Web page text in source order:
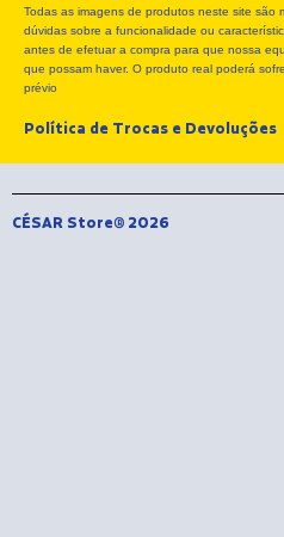
o
o
k
t
t
e
g
r
a
Todas as imagens de produtos neste site são
dúvidas sobre a funcionalidade ou
antes de efetuar a compra para que nossa
que possam haver. O produto real poderá
prévio
Política de Trocas e Devoluções
CÉSAR Store® 2026